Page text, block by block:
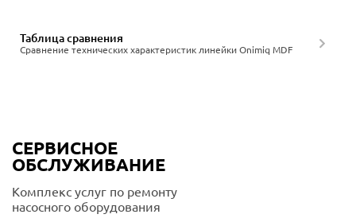
Сравнение технических характеристик линейки Onimiq MDF
Таблица сравнения
СЕРВИСНОЕ
ОБСЛУЖИВАНИЕ
Комплекс услуг по ремонту
насосного оборудования